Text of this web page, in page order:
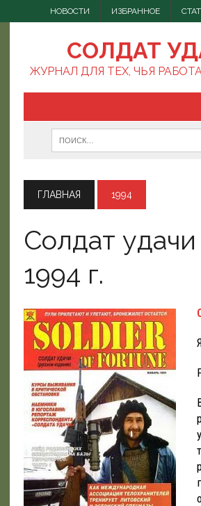
НОВОСТИ ИЗБРАННОЕ
СОЛДАТ
ЖУРНАЛ ДЛЯ ТЕХ, ЧЬЯ
ГЛАВНАЯ 1994
Солдат
1994 г.